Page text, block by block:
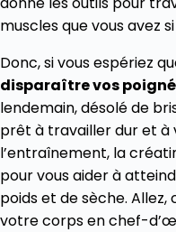
muscles que vous avez
Donc, si vous espériez
disparaître vos
lendemain, désolé de
prêt à travailler dur et à
l’entraînement, la
pour vous aider à
poids et de sèche.
votre corps en chef-